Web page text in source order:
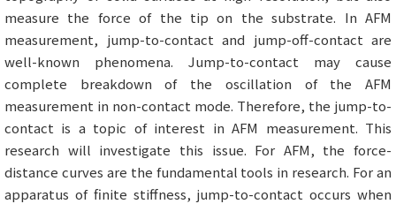
measure the force of the tip on the substrate. In AFM
measurement, jump-to-contact and jump-off-contact are
well-known phenomena. Jump-to-contact may cause
complete breakdown of the oscillation of the AFM
measurement in non-contact mode. Therefore, the jump-to-
contact is a topic of interest in AFM measurement. This
research will investigate this issue. For AFM, the force-
distance curves are the fundamental tools in research. For an
apparatus of finite stiffness, jump-to-contact occurs when